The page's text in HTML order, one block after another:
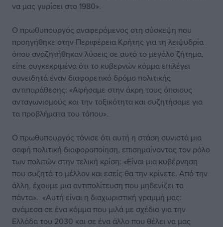
να μας γυρίσει στο 1980».
Ο πρωθυπουργός αναφερόμενος στη σύσκεψη που
προηγήθηκε στην Περιφέρεια Κρήτης για τη λειψυδρία
όπου αναζητήθηκαν λύσεις σε αυτό το μεγάλο ζήτημα,
είπε συγκεκριμένα ότι το κυβερνών κόμμα επιλέγει
συνειδητά έναν διαφορετικό δρόμο πολιτικής
αντιπαράθεσης: «Αφήσαμε στην άκρη τους όποιους
ανταγωνισμούς και την τοξικότητα και συζητήσαμε για
τα προβλήματα του τόπου».
Ο πρωθυπουργός τόνισε ότι αυτή η στάση συνιστά μια
σαφή πολιτική διαφοροποίηση, επισημαίνοντας τον ρόλο
των πολιτών στην τελική κρίση: «Είναι μια κυβέρνηση
που συζητά το μέλλον και εσείς θα την κρίνετε. Από την
άλλη, έχουμε μια αντιπολίτευση που μηδενίζει τα
πάντα». «Αυτή είναι η διαχωριστική γραμμή μας:
ανάμεσα σε ένα κόμμα που μιλά με σχέδιο για την
Ελλάδα του 2030 και σε ένα άλλο που θέλει να μας